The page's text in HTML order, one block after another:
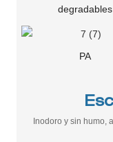
degradables
PA
Inodoro y sin humo,